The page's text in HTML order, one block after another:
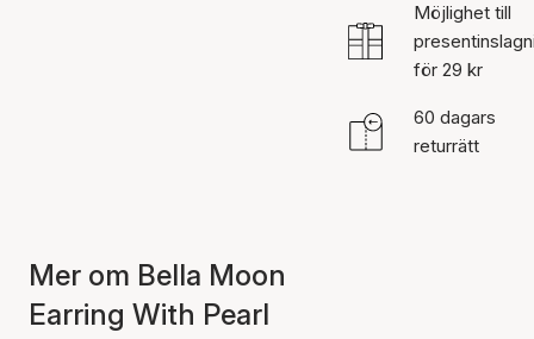
Möjlighet till
för 29 kr
60 dagars
returrätt
Mer om Bella Moon
Earring With Pearl